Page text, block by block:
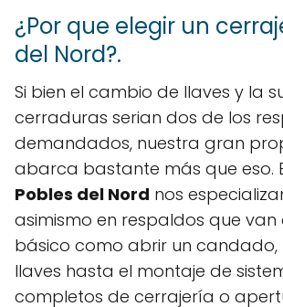
¿Por que elegir un
del Nord?.
Si bien el cambio de llaves y la
cerraduras serian dos de los
demandados, nuestra gran
abarca bastante más que eso.
Pobles del Nord nos
asimismo en respaldos que van
básico como abrir un candado,
llaves hasta el montaje de
completos de cerrajería o